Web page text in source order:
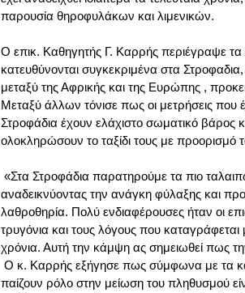
παρουσία θηροφυλάκων και λιμενικών.
Ο επικ. Καθηγητής Γ. Καρρής περιέγραψε
κατευθύνονται συγκεκριμένα στα Στροφαδια,
μεταξύ της Αφρικής και της Ευρώπης ,
Μεταξύ άλλων τόνισε πως οι μετρήσεις που
Στροφάδια έχουν ελάχιστο σωματικό βάρος
ολοκληρώσουν το ταξίδι τους με
«Στα Στροφάδια παρατηρούμε τα πιο
αναδεικνύοντας την ανάγκη φύλαξης και
λαθροθηρία. Πολύ ενδιαφέρουσες ήταν οι
τρυγόνια και τους λόγους που
χρόνια. Αυτή την κάμψη ας σημειωθεί πως
Ο κ. Καρρής εξήγησε πως σύμφωνα με τα
παίζουν ρόλο στην μείωση του πληθυσμού